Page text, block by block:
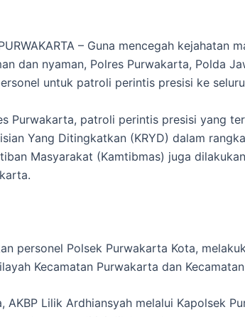
– Guna mencegah kejahatan
dan nyaman, Polres Purwakarta, Polda
untuk patroli perintis presisi ke
Purwakarta, patroli perintis presisi yang
Yang Ditingkatkan (KRYD) dalam
Masyarakat (Kamtibmas) juga
personel Polsek Purwakarta Kota,
Kecamatan Purwakarta dan
AKBP Lilik Ardhiansyah melalui Kapolsek